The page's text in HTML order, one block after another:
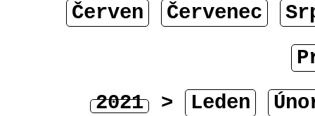
Červen
Červenec
2021 > Leden